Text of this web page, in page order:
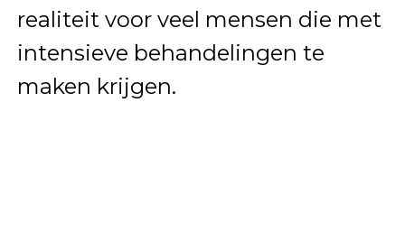
realiteit voor veel mensen die met
intensieve behandelingen te
maken krijgen.